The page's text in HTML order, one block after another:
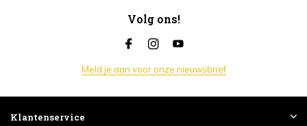
Volg ons!
Meld je aan voor onze nieuwsbrief
Klantenservice